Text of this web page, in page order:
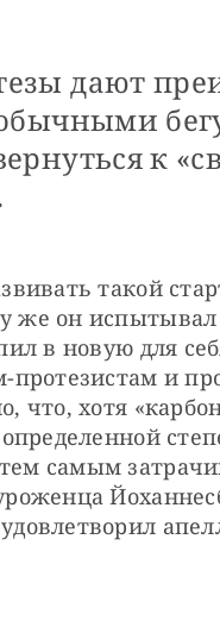
дают
к
такой
он испытывал
в новую для
протезистам и
что, хотя
самым